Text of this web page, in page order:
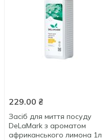
229.00 ₴
Засіб для миття посуду
DeLaMark з ароматом
африканського лимона 1л